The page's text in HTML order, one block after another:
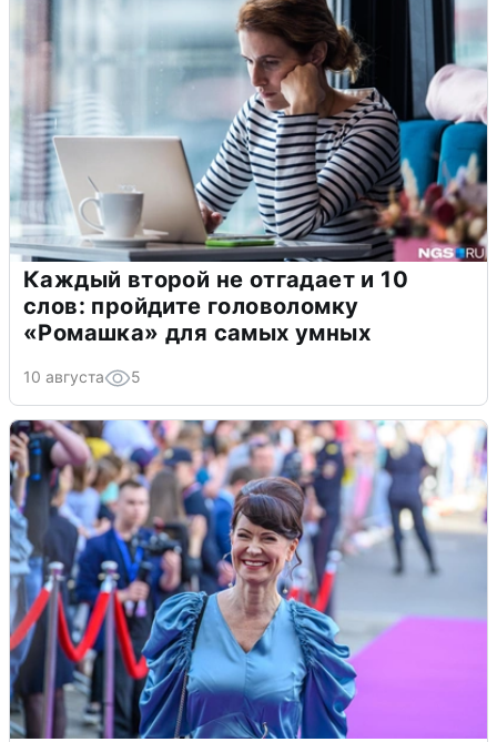
Каждый второй не отгадает и 10
слов: пройдите головоломку
«Ромашка» для самых умных
10 августа 5